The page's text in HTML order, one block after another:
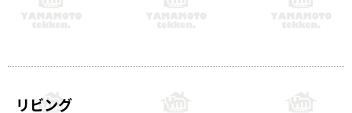
リビング